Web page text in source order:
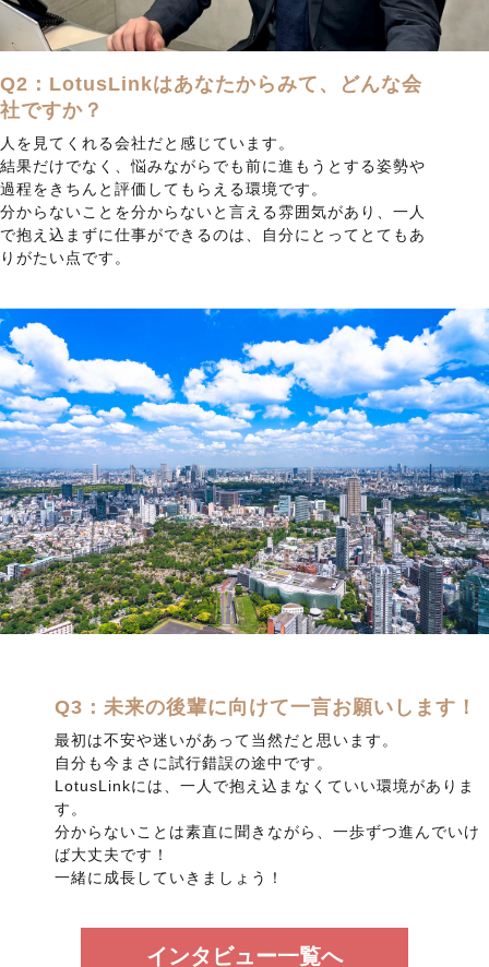
Q2：LotusLinkはあなたからみて、どんな会
社ですか？
人を見てくれる会社だと感じています。
結果だけでなく、悩みながらでも前に進もうとする姿勢や
過程をきちんと評価してもらえる環境です。
分からないことを分からないと言える雰囲気があり、一人
で抱え込まずに仕事ができるのは、自分にとってとてもあ
りがたい点です。
Q3：未来の後輩に向けて一言お願いします！
最初は不安や迷いがあって当然だと思います。
自分も今まさに試行錯誤の途中です。
LotusLinkには、一人で抱え込まなくていい環境がありま
す。
分からないことは素直に聞きながら、一歩ずつ進んでいけ
ば大丈夫です！
一緒に成長していきましょう！
インタビュー一覧へ